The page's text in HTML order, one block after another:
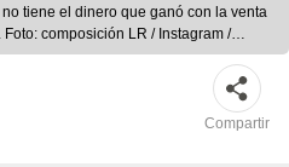
tiene el dinero que ganó con la venta
LR / Instagram /
Compartir